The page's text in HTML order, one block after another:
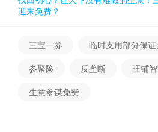
迎来免费？
三宝一券 临时支用部分保证
参聚险 反垄断 旺铺
生意参谋免费